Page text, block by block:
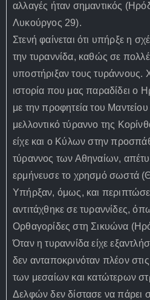
αλλαγές ήταν σημαντικός
Λυκούργος 29).
Στενή φαίνεται ότι υπήρξε η
την τυραννίδα, καθώς σε
υποστήριξαν τους τυράννους.
ιστορία που μας παραδίδει ο
με την προφητεία του
μελλοντικό τύραννο της
είχε και ο Κύλων στην
τύραννος των Αθηναίων,
ερμήνευσε το χρησμό σωστά
Υπήρξαν, όμως, και
αντιτάχθηκε σε τυραννίδες,
Ορθαγορίδες στη Σικυώνα
Όταν η τυραννίδα είχε
δεν ανταποκρινόταν πλέον
των μεσαίων και κατώτερων
Δελφών δεν δίστασε να πάρει